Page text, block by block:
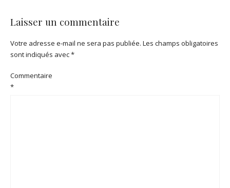
Laisser un commentaire
Votre adresse e-mail ne sera pas publiée. Les champs obligatoires
sont indiqués avec*
Commentaire
*